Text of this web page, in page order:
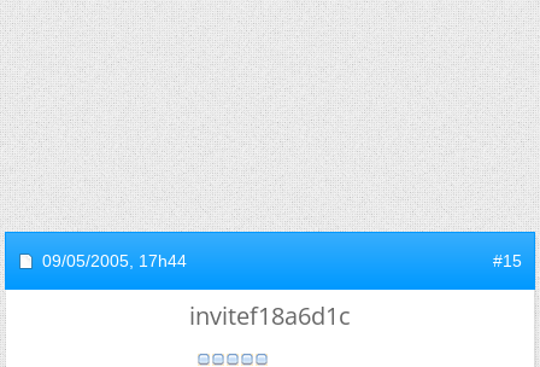
09/05/2005, 17h44 #15
invitef18a6d1c